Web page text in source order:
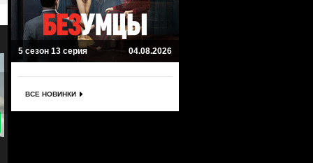
5 сезон 13 серия 04.08.2026
ВСЕ НОВИНКИ